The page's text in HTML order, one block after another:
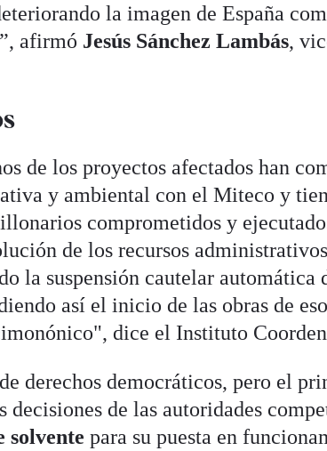
la imagen de España
afirmó Jesús Sánchez Lambás,
de los proyectos afectados han
y ambiental con el Miteco y
comprometidos y
de los recursos
la suspensión cautelar automática
así el inicio de las obras de
dice el Instituto
derechos democráticos, pero el
de las autoridades
solventepara su puesta en